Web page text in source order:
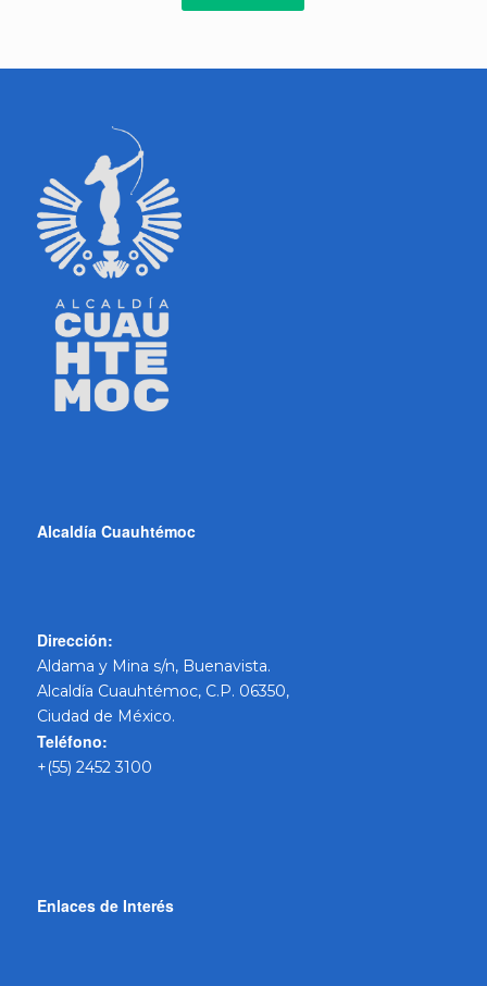
Alcaldía Cuauhtémoc
Dirección:
Aldama y Mina s/n, Buenavista.
Alcaldía Cuauhtémoc, C.P. 06350,
Ciudad de México.
Teléfono:
+(55) 2452 3100
Enlaces de Interés